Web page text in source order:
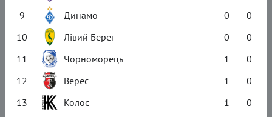
9
Динамо 0
0
10
Лівий Берег 0
0
11
Чорноморець 1
0
12
Верес 1
0
13
Колос 1
0